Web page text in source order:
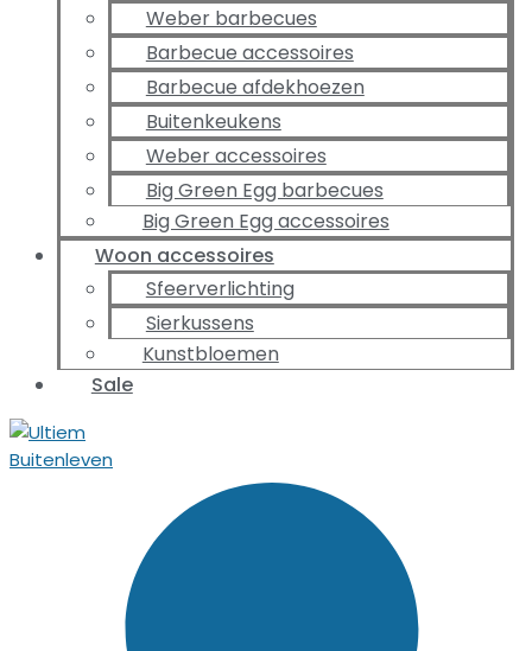
Weber barbecues
Barbecue accessoires
Barbecue afdekhoezen
Buitenkeukens
Weber accessoires
Big Green Egg barbecues
Big Green Egg accessoires
Woon accessoires
Sfeerverlichting
Sierkussens
Kunstbloemen
Sale